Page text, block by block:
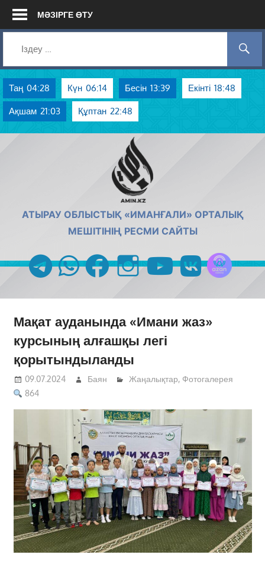
Skip
МӘЗІРГЕ ӨТУ
Таң 04:28 Күн 06:14 Бесін 13:39 Екінті 18:48
Ақшам 21:03 Құптан 22:48
АТЫРАУ ОБЛЫСТЫҚ «ИМАНҒАЛИ» ОРТАЛЫҚ
МЕШІТІНІҢ РЕСМИ САЙТЫ
telegramwhatsappfacebookinstagramyoutubevk
Мақат ауданында «Имани жаз»
курсының алғашқы легі
қорытындыланды
09.07.2024 Баян Жаңалықтар, Фотогалерея
864